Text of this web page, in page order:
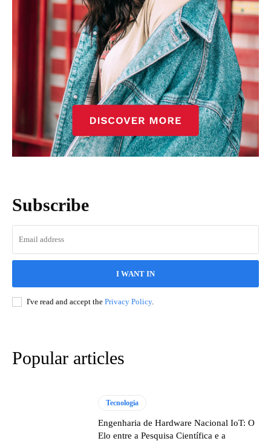
Subscribe
I WANT IN
I've read and accept the Privacy Policy.
Popular articles
Tecnologia
Engenharia de Hardware Nacional IoT: O
Elo entre a Pesquisa Científica e a